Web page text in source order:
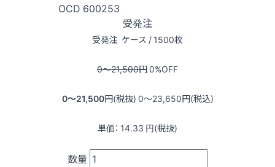
OCD 600253
受発注
受発注 ケース / 1500枚
0〜21,500円0%OFF
0〜21,500円(税抜) 0〜23,650円(税込)
単価： 14.33 円(税抜)
数量